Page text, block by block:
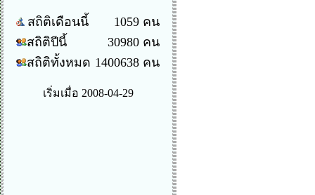
สถิติเดือนนี้
สถิติปีนี้
สถิติทั้งหมด
1059 คน
30980 คน
1400638 คน
เริ่มเมื่อ 2008-04-29